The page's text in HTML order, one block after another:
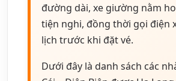
đường dài, xe giường nằm
tiện nghi, đồng thời gọi điện
lịch trước khi đặt vé.
Dưới đây là danh sách các